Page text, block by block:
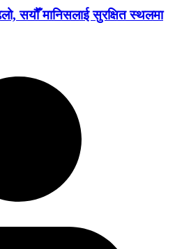
सयौँ मानिसलाई सुरक्षित स्थलमा